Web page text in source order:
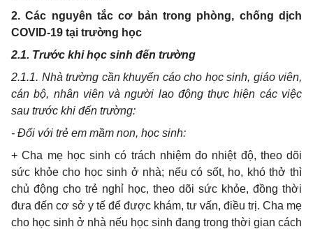
2. Các nguyên tắc cơ bản trong phòng, chống dịch
COVID-19 tại trường học
2.1. Trước khi học sinh đến trường
2.1.1. Nhà trường cần khuyến cáo cho học sinh, giáo viên,
cán bộ, nhân viên và người lao động thực hiện các việc
sau trước khi đến trường:
- Đối với trẻ em mầm non, học sinh:
+ Cha mẹ học sinh có trách nhiệm đo nhiệt độ, theo dõi
sức khỏe cho học sinh ở nhà; nếu có sốt, ho, khó thở thì
chủ động cho trẻ nghỉ học, theo dõi sức khỏe, đồng thời
đưa đến cơ sở y tế để được khám, tư vấn, điều trị. Cha mẹ
cho học sinh ở nhà nếu học sinh đang trong thời gian cách